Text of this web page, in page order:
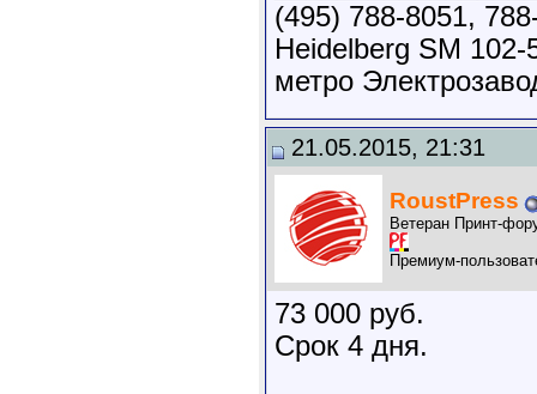
(495) 788-8051,
Heidelberg SM
метро
21.05.2015, 21:31
RoustPress
Ветеран Принт-
Премиум-
73 000 руб.
Срок 4 дня.